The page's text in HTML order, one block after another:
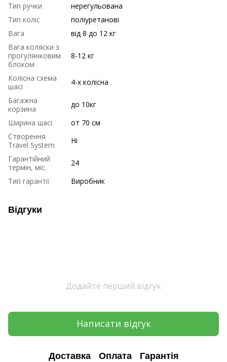
Тип ручки
нерегульована
Тип коліс
поліуретанові
Вага
від 8 до 12 кг
Вага коляски з
прогулянковим
блоком
8-12 кг
Колісна схема
шасі
4-х колісна
Багажна
корзина
до 10кг
Ширина шасі
от 70 см
Створення
Travel System
Ні
Гарантійний
термін, міс.
24
Тип гарантії
Виробник
Відгуки
Додайте перший відгук
Написати відгук
Доставка Оплата Гарантія